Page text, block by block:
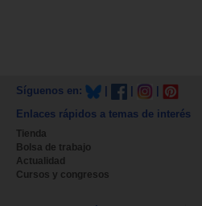
Síguenos en:
Enlaces rápidos a temas de interés
Tienda
Bolsa de trabajo
Actualidad
Cursos y congresos